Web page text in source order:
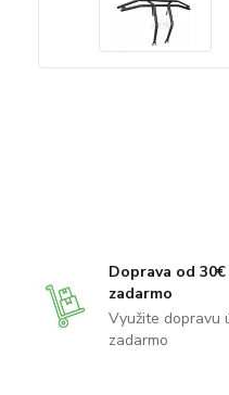
Doprava od 30€
zadarmo
Využite dopravu
zadarmo